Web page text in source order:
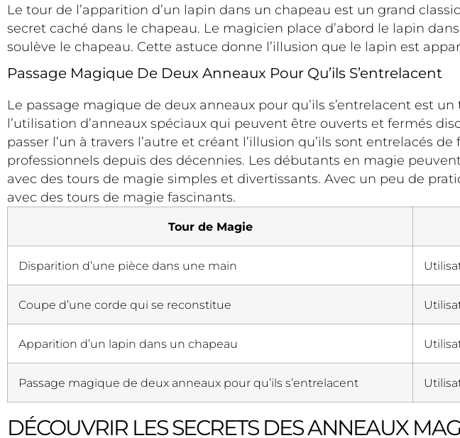
Le tour de l’apparition d’un lapin dans un chapeau est un grand
secret caché dans le chapeau. Le magicien place d’abord le lapin
soulève le chapeau. Cette astuce donne l’illusion que le lapin est
Passage Magique De Deux Anneaux Pour Qu’ils S’entrelacent
Le passage magique de deux anneaux pour qu’ils s’entrelacent est
l’utilisation d’anneaux spéciaux qui peuvent être ouverts et fermés
passer l’un à travers l’autre et créant l’illusion qu’ils sont entrelacés
professionnels depuis des décennies. Les débutants en magie
avec des tours de magie simples et divertissants. Avec un peu de
avec des tours de magie fascinants.
Tour de Magie
Disparition d’une pièce dans une main
Coupe d’une corde qui se reconstitue
Apparition d’un lapin dans un chapeau
Passage magique de deux anneaux pour qu’ils s’entrelacent
DÉCOUVRIR LES SECRETS DES ANNEAUX